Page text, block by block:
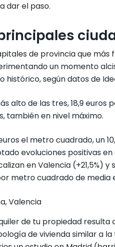
dar el paso.
de provincia que
un momento
histórico, según datos de
alto de las tres, 18,9 euros
también en nivel máximo.
el metro cuadrado, un
evoluciones positivas
en Valencia (+21,5%)
metro cuadrado de media
de tu propiedad
de vivienda similar a la